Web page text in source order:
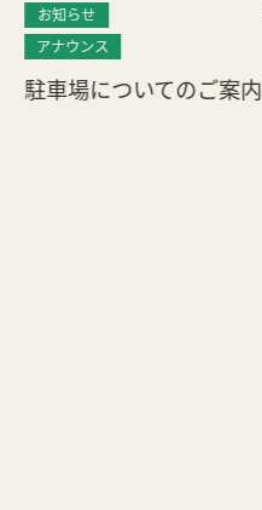
お知らせ
アナウンス
駐車場についてのご案内